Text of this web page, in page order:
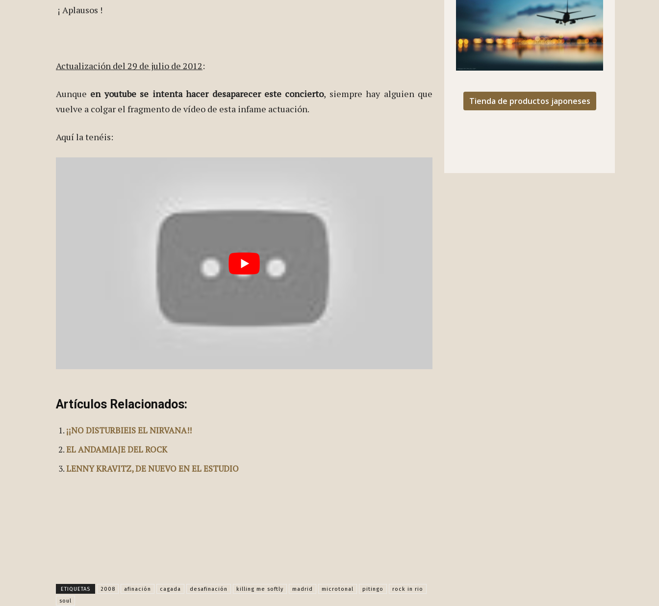
¡ Aplausos !
Actualización del 29 de julio de 2012:
Aunque en youtube se intenta hacer desaparecer este concierto, siempre hay alguien que
vuelve a colgar el fragmento de vídeo de esta infame actuación.
Aquí la tenéis:
Artículos Relacionados:
¡¡NO DISTURBIEIS EL NIRVANA!!
EL ANDAMIAJE DEL ROCK
LENNY KRAVITZ, DE NUEVO EN EL ESTUDIO
ETIQUETAS 2008 afinación cagada desafinación killing me softly madrid microtonal pitingo
rock in rio
soul
Tienda de productos japoneses